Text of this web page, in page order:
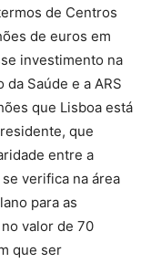
de Centros
de euros em
investimento na
Saúde e a ARS
que Lisboa está
que
entre a
verifica na área
para as
no valor de 70
que ser